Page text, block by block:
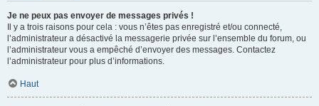
Je ne peux pas envoyer de messages privés !
Il y a trois raisons pour cela : vous n’êtes pas enregistré et/ou connecté,
l’administrateur a désactivé la messagerie privée sur l’ensemble du forum, ou
l’administrateur vous a empêché d’envoyer des messages. Contactez
l’administrateur pour plus d’informations.
Haut